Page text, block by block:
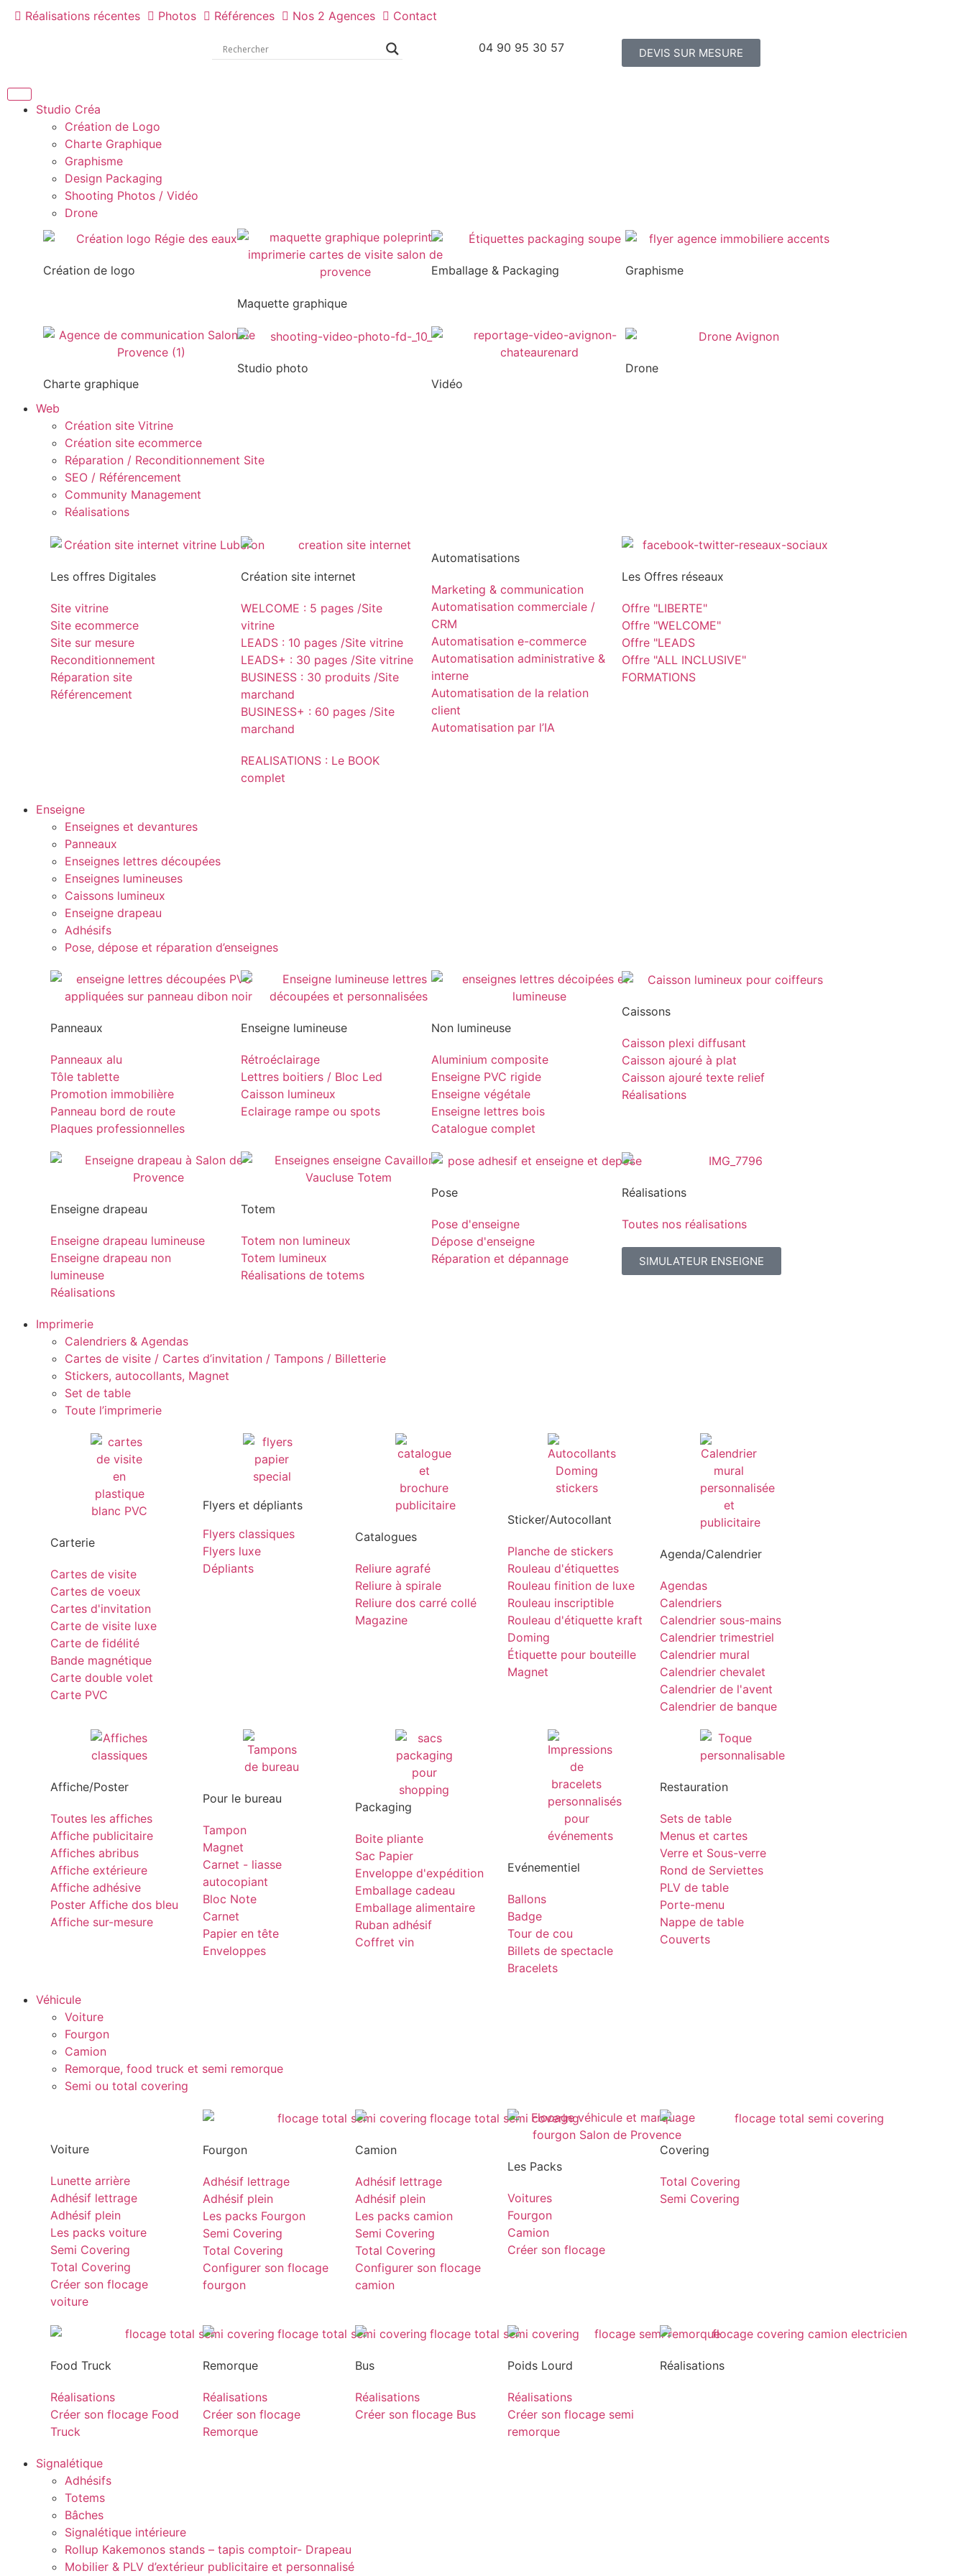
Réalisations récentes Photos Références Nos 2 Agences Contact
04 90 95 30 57 DEVIS SUR MESURE
Studio Créa
Création de Logo
Charte Graphique
Graphisme
Design Packaging
Shooting Photos / Vidéo
Drone
Création de logo
Maquette graphique
Emballage & Packaging Graphisme
Charte graphique
Studio photo
Vidéo
Drone
Web
Création site Vitrine
Création site ecommerce
Réparation / Reconditionnement Site
SEO / Référencement
Community Management
Réalisations
Les offres Digitales
Site vitrine
Site ecommerce
Site sur mesure
Reconditionnement
Réparation site
Référencement
Création site internet
WELCOME : 5 pages /Site
vitrine
LEADS : 10 pages /Site vitrine
LEADS+ : 30 pages /Site vitrine
BUSINESS : 30 produits /Site
marchand
BUSINESS+ : 60 pages /Site
marchand
REALISATIONS : Le BOOK
complet
Automatisations
Marketing & communication
Automatisation commerciale /
CRM
Automatisation e-commerce
Automatisation administrative &
interne
Automatisation de la relation
client
Automatisation par l’IA
Les Offres réseaux
Offre "LIBERTE"
Offre "WELCOME"
Offre "LEADS
Offre "ALL INCLUSIVE"
FORMATIONS
Enseigne
Enseignes et devantures
Panneaux
Enseignes lettres découpées
Enseignes lumineuses
Caissons lumineux
Enseigne drapeau
Adhésifs
Pose, dépose et réparation d’enseignes
Panneaux
Panneaux alu
Tôle tablette
Promotion immobilière
Panneau bord de route
Plaques professionnelles
Enseigne lumineuse
Rétroéclairage
Lettres boitiers / Bloc Led
Caisson lumineux
Eclairage rampe ou spots
Non lumineuse
Aluminium composite
Enseigne PVC rigide
Enseigne végétale
Enseigne lettres bois
Catalogue complet
Caissons
Caisson plexi diffusant
Caisson ajouré à plat
Caisson ajouré texte relief
Réalisations
Enseigne drapeau
Enseigne drapeau lumineuse
Enseigne drapeau non
lumineuse
Réalisations
Totem
Totem non lumineux
Totem lumineux
Réalisations de totems
Pose
Pose d'enseigne
Dépose d'enseigne
Réparation et dépannage
Réalisations
Toutes nos réalisations
SIMULATEUR ENSEIGNE
Imprimerie
Calendriers & Agendas
Cartes de visite / Cartes d’invitation / Tampons / Billetterie
Stickers, autocollants, Magnet
Set de table
Toute l’imprimerie
Carterie
Cartes de visite
Cartes de voeux
Cartes d'invitation
Carte de visite luxe
Carte de fidélité
Bande magnétique
Carte double volet
Carte PVC
Flyers et dépliants
Flyers classiques
Flyers luxe
Dépliants
Catalogues
Reliure agrafé
Reliure à spirale
Reliure dos carré collé
Magazine
Sticker/Autocollant
Planche de stickers
Rouleau d'étiquettes
Rouleau finition de luxe
Rouleau inscriptible
Rouleau d'étiquette kraft
Doming
Étiquette pour bouteille
Magnet
Agenda/Calendrier
Agendas
Calendriers
Calendrier sous-mains
Calendrier trimestriel
Calendrier mural
Calendrier chevalet
Calendrier de l'avent
Calendrier de banque
Affiche/Poster
Toutes les affiches
Affiche publicitaire
Affiches abribus
Affiche extérieure
Affiche adhésive
Poster Affiche dos bleu
Affiche sur-mesure
Pour le bureau
Tampon
Magnet
Carnet - liasse
autocopiant
Bloc Note
Carnet
Papier en tête
Enveloppes
Packaging
Boite pliante
Sac Papier
Enveloppe d'expédition
Emballage cadeau
Emballage alimentaire
Ruban adhésif
Coffret vin
Evénementiel
Ballons
Badge
Tour de cou
Billets de spectacle
Bracelets
Restauration
Sets de table
Menus et cartes
Verre et Sous-verre
Rond de Serviettes
PLV de table
Porte-menu
Nappe de table
Couverts
Véhicule
Voiture
Fourgon
Camion
Remorque, food truck et semi remorque
Semi ou total covering
Voiture
Lunette arrière
Adhésif lettrage
Adhésif plein
Les packs voiture
Semi Covering
Total Covering
Créer son flocage
voiture
Fourgon
Adhésif lettrage
Adhésif plein
Les packs Fourgon
Semi Covering
Total Covering
Configurer son flocage
fourgon
Camion
Adhésif lettrage
Adhésif plein
Les packs camion
Semi Covering
Total Covering
Configurer son flocage
camion
Les Packs
Voitures
Fourgon
Camion
Créer son flocage
Covering
Total Covering
Semi Covering
Food Truck
Réalisations
Créer son flocage Food
Truck
Remorque
Réalisations
Créer son flocage
Remorque
Bus
Réalisations
Créer son flocage Bus
Poids Lourd
Réalisations
Créer son flocage semi
remorque
Réalisations
Signalétique
Adhésifs
Totems
Bâches
Signalétique intérieure
Rollup Kakemonos stands – tapis comptoir- Drapeau
Mobilier & PLV d’extérieur publicitaire et personnalisé